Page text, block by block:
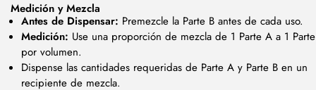
Medición y Mezcla
Antes de Dispensar: Premezcle la Parte B antes de cada uso.
Medición: Use una proporción de mezcla de 1 Parte A a 1
por volumen.
Dispense las cantidades requeridas de Parte A y Parte B en un
recipiente de mezcla.